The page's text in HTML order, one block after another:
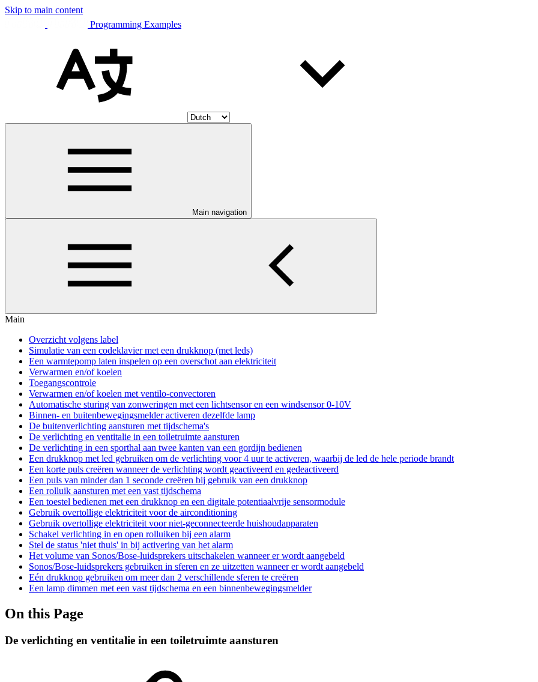
Skip to main content
Programming Examples
Main navigation
Main
Overzicht volgens label
Simulatie van een codeklavier met een drukknop (met leds)
Een warmtepomp laten inspelen op een overschot aan elektriciteit
Verwarmen en/of koelen
Toegangscontrole
Verwarmen en/of koelen met ventilo-convectoren
Automatische sturing van zonweringen met een lichtsensor en een windsensor 0-10V
Binnen- en buitenbewegingsmelder activeren dezelfde lamp
De buitenverlichting aansturen met tijdschema's
De verlichting en ventitalie in een toiletruimte aansturen
De verlichting in een sporthal aan twee kanten van een gordijn bedienen
Een drukknop met led gebruiken om de verlichting voor 4 uur te activeren, waarbij de led de hele periode brandt
Een korte puls creëren wanneer de verlichting wordt geactiveerd en gedeactiveerd
Een puls van minder dan 1 seconde creëren bij gebruik van een drukknop
Een rolluik aansturen met een vast tijdschema
Een toestel bedienen met een drukknop en een digitale potentiaalvrije sensormodule
Gebruik overtollige elektriciteit voor de airconditioning
Gebruik overtollige elektriciteit voor niet-geconnecteerde huishoudapparaten
Schakel verlichting in en open rolluiken bij een alarm
Stel de status 'niet thuis' in bij activering van het alarm
Het volume van Sonos/Bose-luidsprekers uitschakelen wanneer er wordt aangebeld
Sonos/Bose-luidsprekers gebruiken in sferen en ze uitzetten wanneer er wordt aangebeld
Eén drukknop gebruiken om meer dan 2 verschillende sferen te creëren
Een lamp dimmen met een vast tijdschema en een binnenbewegingsmelder
On this Page
De verlichting en ventitalie in een toiletruimte aansturen